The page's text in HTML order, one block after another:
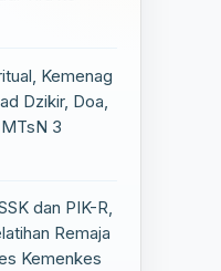
Kemenag
Dzikir, Doa,
3
dan PIK-R,
Remaja
Kemenkes